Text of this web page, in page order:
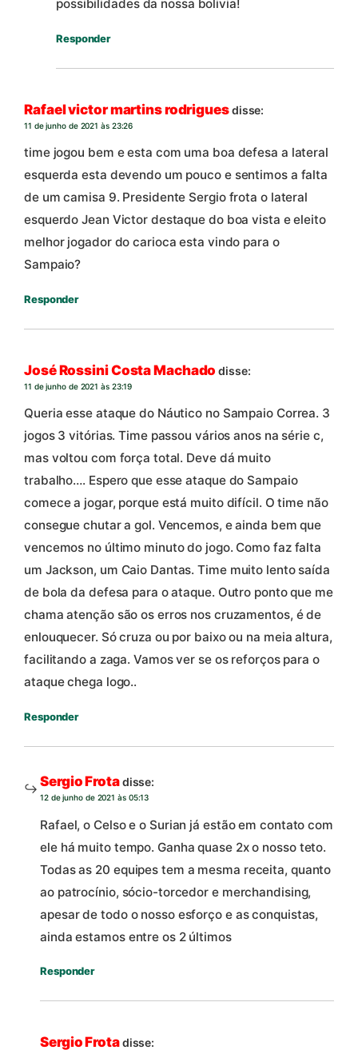
possibilidades da nossa bolivia!
Responder
Rafael victor martins rodriguesdisse:
11 de junho de 2021 às 23:26
time jogou bem e esta com uma boa defesa a lateral
esquerda esta devendo um pouco e sentimos a falta
de um camisa 9. Presidente Sergio frota o lateral
esquerdo Jean Victor destaque do boa vista e eleito
melhor jogador do carioca esta vindo para o
Sampaio?
Responder
José Rossini Costa Machado disse:
11 de junho de 2021 às 23:19
Queria esse ataque do Náutico no Sampaio Correa. 3
jogos 3 vitórias. Time passou vários anos na série c,
mas voltou com força total. Deve dá muito
trabalho…. Espero que esse ataque do Sampaio
comece a jogar, porque está muito difícil. O time não
consegue chutar a gol. Vencemos, e ainda bem que
vencemos no último minuto do jogo. Como faz falta
um Jackson, um Caio Dantas. Time muito lento saída
de bola da defesa para o ataque. Outro ponto que me
chama atenção são os erros nos cruzamentos, é de
enlouquecer. Só cruza ou por baixo ou na meia altura,
facilitando a zaga. Vamos ver se os reforços para o
ataque chega logo..
Responder
Sergio Frotadisse:
12 de junho de 2021 às 05:13
Rafael, o Celso e o Surian já estão em contato com
ele há muito tempo. Ganha quase 2x o nosso teto.
Todas as 20 equipes tem a mesma receita, quanto
ao patrocínio, sócio-torcedor e merchandising,
apesar de todo o nosso esforço e as conquistas,
ainda estamos entre os 2 últimos
Responder
Sergio Frotadisse: